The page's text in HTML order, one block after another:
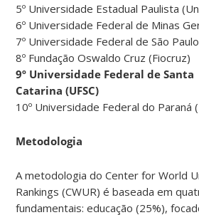
5º Universidade Estadual Paulista
6º Universidade Federal de Minas
7º Universidade Federal de São
8º Fundação Oswaldo Cruz (Fiocruz)
9º Universidade Federal de Santa
Catarina (UFSC)
10º Universidade Federal do Paraná
Metodologia
A metodologia do Center for World
Rankings (CWUR) é baseada em
fundamentais: educação (25%),